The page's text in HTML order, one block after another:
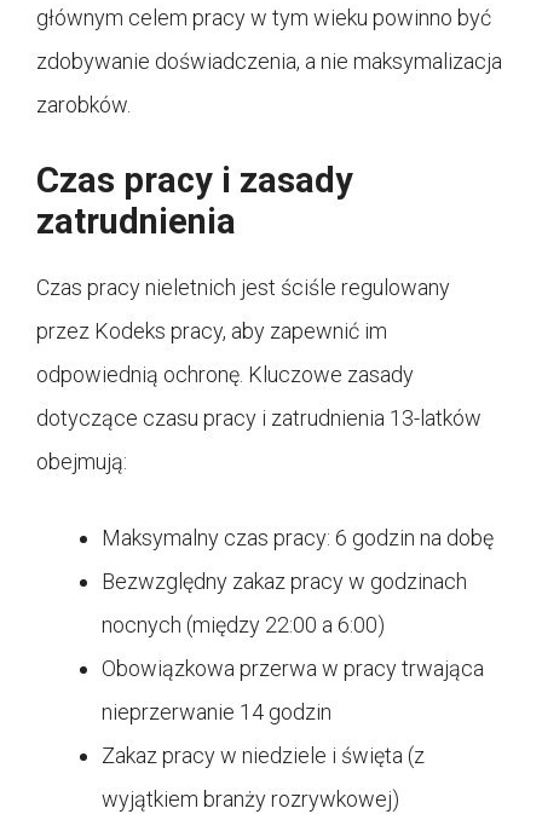
głównym celem pracy w tym wieku powinno być
zdobywanie doświadczenia, a nie maksymalizacja
zarobków.
Czas pracy i zasady
zatrudnienia
Czas pracy nieletnich jest ściśle regulowany
przez Kodeks pracy, aby zapewnić im
odpowiednią ochronę. Kluczowe zasady
dotyczące czasu pracy i zatrudnienia 13-latków
obejmują:
Maksymalny czas pracy: 6 godzin na dobę
Bezwzględny zakaz pracy w godzinach
nocnych (między 22:00 a 6:00)
Obowiązkowa przerwa w pracy trwająca
nieprzerwanie 14 godzin
Zakaz pracy w niedziele i święta (z
wyjątkiem branży rozrywkowej)